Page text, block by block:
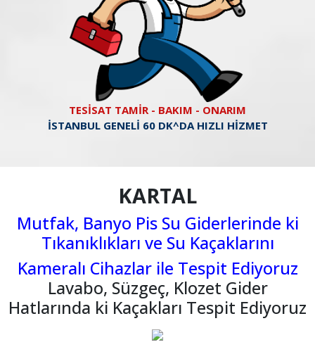
TESİSAT TAMİR - BAKIM - ONARIM
İSTANBUL GENELİ 60 DK^DA HIZLI HİZMET
KARTAL
Mutfak, Banyo Pis Su Giderlerinde ki
Tıkanıklıkları ve Su Kaçaklarını
Kameralı Cihazlar ile Tespit Ediyoruz
Lavabo, Süzgeç, Klozet Gider
Hatlarında ki Kaçakları Tespit Ediyoruz